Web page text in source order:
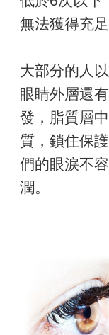
無法獲得充
大部分的人
眼睛外層還
發，脂質層
質，鎖住保
們的眼淚不
潤。